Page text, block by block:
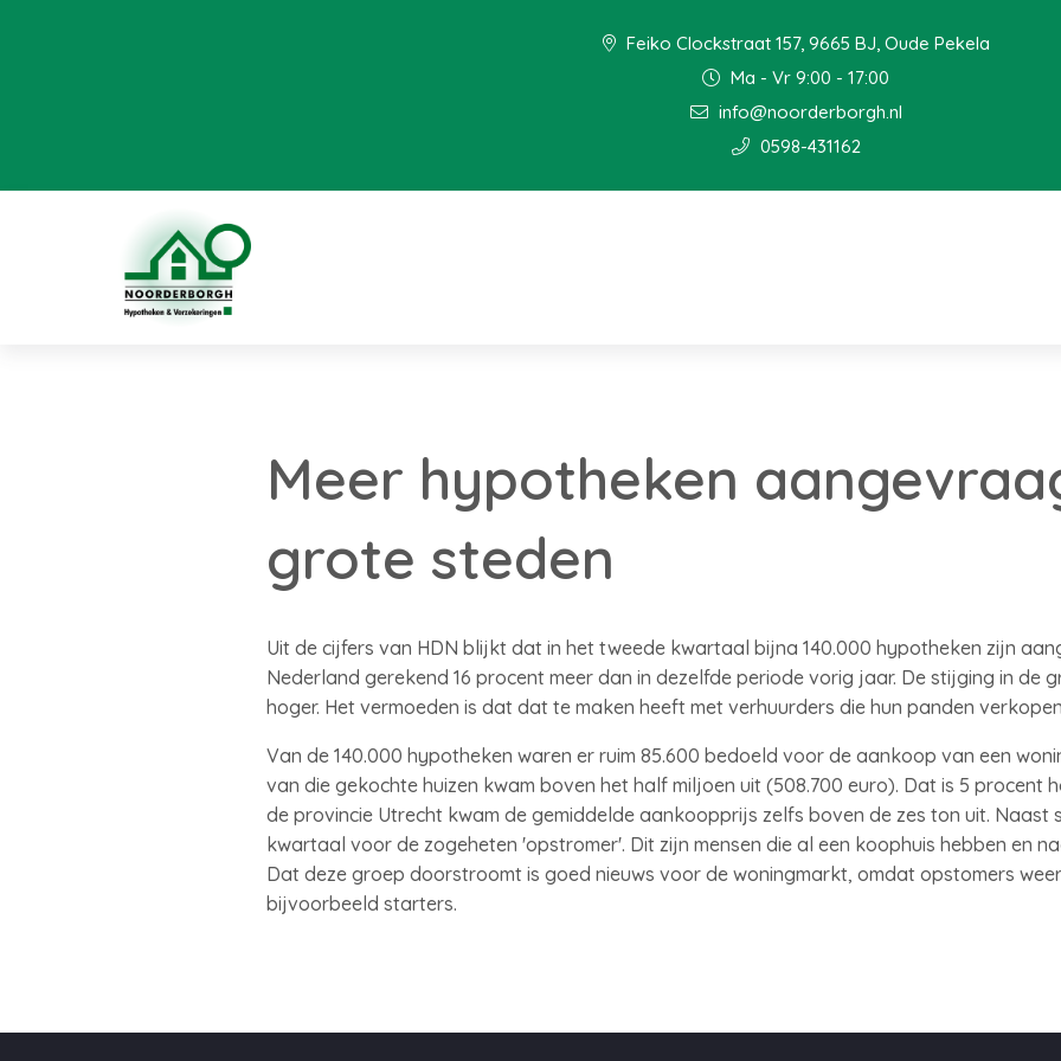
Feiko Clockstraat 157, 9665 BJ, Oude Pekela
Ma - Vr 9:00 - 17:00
info@noorderborgh.nl
0598-431162
Meer hypotheken
grote steden
Uit de cijfers van HDN blijkt dat in het tweede kwartaal bijna 140.000 hypotheken zijn
Nederland gerekend 16 procent meer dan in dezelfde periode vorig jaar. De stijging in de
hoger. Het vermoeden is dat dat te maken heeft met verhuurders die hun panden
Van de 140.000 hypotheken waren er ruim 85.600 bedoeld voor de aankoop van een
van die gekochte huizen kwam boven het half miljoen uit (508.700 euro). Dat is 5 procent
de provincie Utrecht kwam de gemiddelde aankoopprijs zelfs boven de zes ton uit. Naast
kwartaal voor de zogeheten 'opstromer'. Dit zijn mensen die al een koophuis hebben en
Dat deze groep doorstroomt is goed nieuws voor de woningmarkt, omdat opstomers
bijvoorbeeld starters.